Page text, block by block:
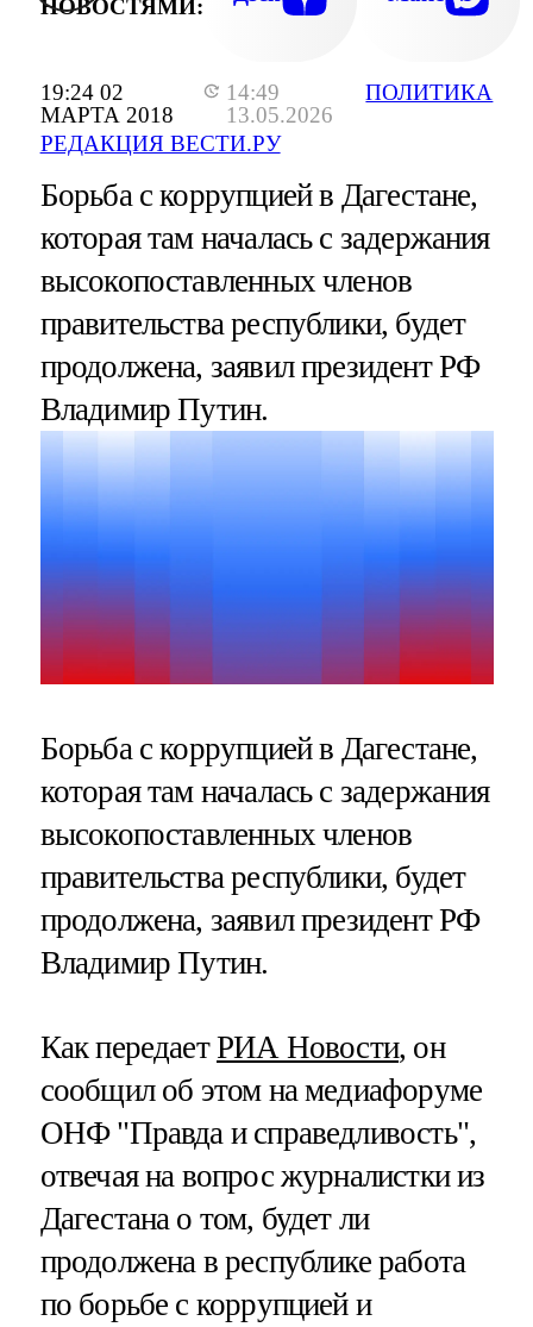
19:24 02
МАРТА 2018
14:49
13.05.2026
РЕДАКЦИЯ ВЕСТИ.РУ
ПОЛИТИКА
НОВОСТЯМИ:
Борьба с коррупцией в Дагестане,
которая там началась с задержания
высокопоставленных членов
правительства республики, будет
продолжена, заявил президент РФ
Владимир Путин.
Борьба с коррупцией в Дагестане,
которая там началась с задержания
высокопоставленных членов
правительства республики, будет
продолжена, заявил президент РФ
Владимир Путин.
Как передаетРИА Новости, он
сообщил об этом на медиафоруме
ОНФ "Правда и справедливость",
отвечая на вопрос журналистки из
Дагестана о том, будет ли
продолжена в республике работа
по борьбе с коррупцией и